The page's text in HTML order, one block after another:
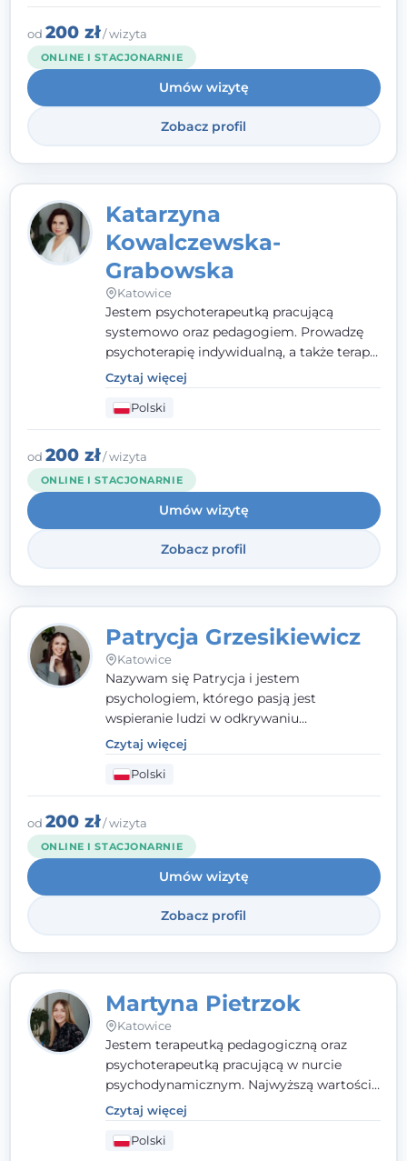
to wspólne działanie - razem tworzymy
zespół, który szuka rozwiązań.
od 200 zł/ wizyta
ONLINE I STACJONARNIE
Umów wizytę
Zobacz profil
Katarzyna
Kowalczewska-
Grabowska
Katowice
Jestem psychoterapeutką pracującą
systemowo oraz pedagogiem. Prowadzę
psychoterapię indywidualną, a także terapię
par, małżeństw i rodzin. Patrzę na
człowieka całościowo - w kontekście jego
relacji z rodziną, pracą i otoczeniem - i
opieram współpracę na Twoich mocnych
stronach.
Czytaj więcej
Polski
od 200 zł/ wizyta
ONLINE I STACJONARNIE
Umów wizytę
Zobacz profil
Patrycja Grzesikiewicz
Katowice
Nazywam się Patrycja i jestem
psychologiem, którego pasją jest
wspieranie ludzi w odkrywaniu
wewnętrznej siły i radzeniu sobie z
codziennymi trudnościami. Pracuję w
nurcie poznawczo-behawioralnym, oferując
indywidualne podejście pełne empatii,
zaufania i wsparcia. Jeśli masz za sobą
trudny czas, jestem tutaj dla Ciebie.
Czytaj więcej
Polski
od 200 zł/ wizyta
ONLINE I STACJONARNIE
Umów wizytę
Zobacz profil
Martyna Pietrzok
Katowice
Jestem terapeutką pedagogiczną oraz
psychoterapeutką pracującą w nurcie
psychodynamicznym. Najwyższą wartością
jest dla mnie bliska, pełna zrozumienia i
zaangażowania relacja z pacjentem. To
właśnie ta oparta na zaufaniu więź staje się
Czytaj więcej
Polski